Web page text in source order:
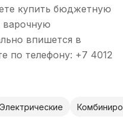
купить бюджетную
варочную
впишется в
по телефону: +7 4012
Электрические